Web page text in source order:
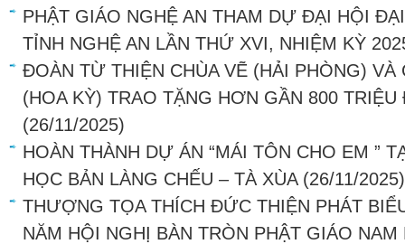
PHẬT GIÁO NGHỆ AN THAM DỰ ĐẠI HỘI
TỈNH NGHỆ AN LẦN THỨ XVI, NHIỆM KỲ
ĐOÀN TỪ THIỆN CHÙA VẼ (HẢI PHÒNG) VÀ
(HOA KỲ) TRAO TẶNG HƠN GẦN 800
(26/11/2025)
HOÀN THÀNH DỰ ÁN “MÁI TÔN CHO EM ”
HỌC BẢN LÀNG CHẾU – TÀ XÙA (26/11/2025)
THƯỢNG TỌA THÍCH ĐỨC THIỆN PHÁT
NĂM HỘI NGHỊ BÀN TRÒN PHẬT GIÁO NAM